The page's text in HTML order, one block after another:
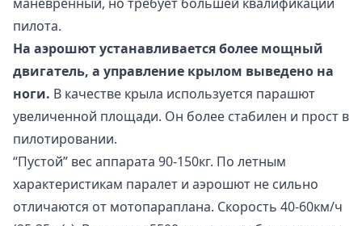
пилота.
На аэрошют устанавливается более мощный
двигатель, а управление крылом выведено на
ноги. В качестве крыла используется парашют
увеличенной площади. Он более стабилен и прост в
пилотировании.
“Пустой” вес аппарата 90-150кг. По летным
характеристикам паралет и аэрошют не сильно
отличаются от мотопараплана. Скорость 40-60км/ч